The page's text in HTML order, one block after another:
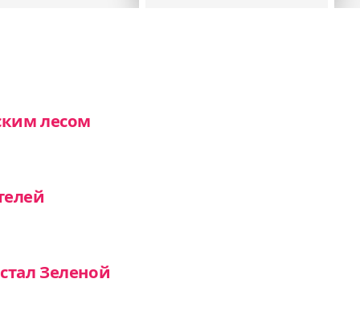
лесом
Зеленой